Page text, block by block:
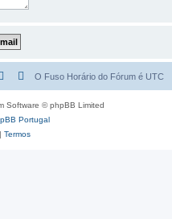
O Fuso Horário do Fórum é UTC
Software © phpBB Limited
Portugal
| Termos